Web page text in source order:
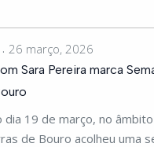
26 março, 2026
Sara Pereira marca
dia 19 de março, no
de Bouro acolheu uma